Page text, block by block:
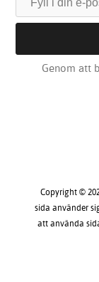
Genom att
Copyright ©
sida använder
att använda